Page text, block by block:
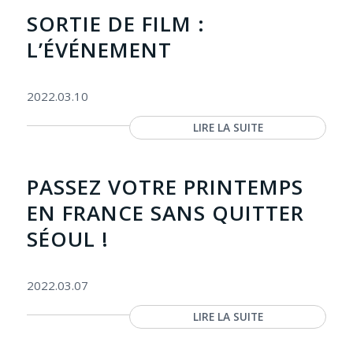
SORTIE DE FILM :
L’ÉVÉNEMENT
2022.03.10
LIRE LA SUITE
PASSEZ VOTRE PRINTEMPS
EN FRANCE SANS QUITTER
SÉOUL !
2022.03.07
LIRE LA SUITE